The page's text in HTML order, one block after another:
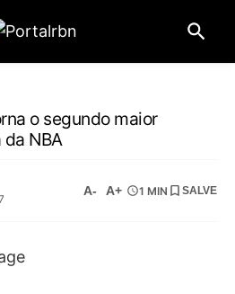
o segundo maior
NBA
A- A+ 1 MIN SALVE